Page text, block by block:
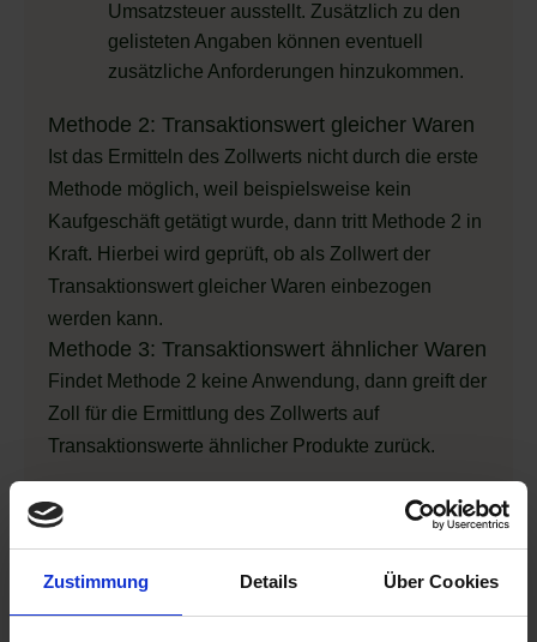
Zustimmung Details Über Cookies
Umsatzsteuer ausstellt. Zusätzlich zu den
gelisteten Angaben können eventuell
zusätzliche Anforderungen hinzukommen.
Methode 2: Transaktionswert gleicher Waren
Ist das Ermitteln des Zollwerts nicht durch die erste
Methode möglich, weil beispielsweise kein
Kaufgeschäft getätigt wurde, dann tritt Methode 2 in
Kraft. Hierbei wird geprüft, ob als Zollwert der
Transaktionswert gleicher Waren einbezogen
werden kann.
Methode 3: Transaktionswert ähnlicher Waren
Findet Methode 2 keine Anwendung, dann greift der
Zoll für die Ermittlung des Zollwerts auf
Transaktionswerte ähnlicher Produkte zurück.